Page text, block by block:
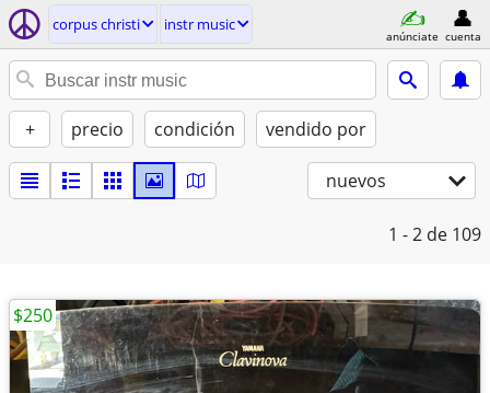
corpus christi instr music
anúnciate cuenta
+ precio condición vendido por
nuevos
1 - 2 de 109
$250